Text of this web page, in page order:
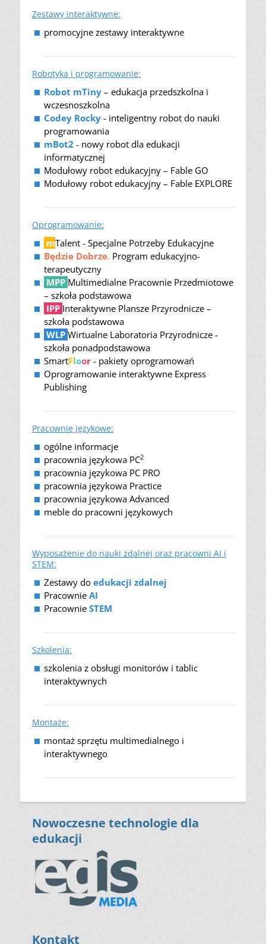
Zestawy interaktywne:
promocyjne zestawy interaktywne
Robotyka i programowanie:
Robot mTiny – edukacja przedszkolna i
wczesnoszkolna
Codey Rocky - inteligentny robot do nauki
programowania
mBot2 - nowy robot dla edukacji
informatycznej
Modułowy robot edukacyjny – Fable GO
Modułowy robot edukacyjny – Fable EXPLORE
Oprogramowanie:
mTalent - Specjalne Potrzeby Edukacyjne
Będzie Dobrze. Program edukacyjno-
terapeutyczny
MPP Multimedialne Pracownie Przedmiotowe
– szkoła podstawowa
IPP Interaktywne Plansze Przyrodnicze –
szkoła podstawowa
WLP Wirtualne Laboratoria Przyrodnicze -
szkoła ponadpodstawowa
SmartFloor - pakiety oprogramowań
Oprogramowanie interaktywne Express
Publishing
Pracownie językowe:
ogólne informacje
pracownia językowa PC2
pracownia językowa PC PRO
pracownia językowa Practice
pracownia językowa Advanced
meble do pracowni językowych
Wyposażenie do nauki zdalnej oraz pracowni AI i
STEM:
Zestawy do edukacji zdalnej
Pracownie AI
Pracownie STEM
Szkolenia:
szkolenia z obsługi monitorów i tablic
interaktywnych
Montaże:
montaż sprzętu multimedialnego i
interaktywnego
Nowoczesne technologie dla
edukacji
Kontakt